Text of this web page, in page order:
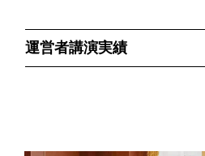
運営者講演実績